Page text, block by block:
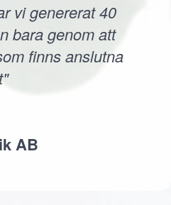
vi genererat 40
bara genom att
finns anslutna
AB